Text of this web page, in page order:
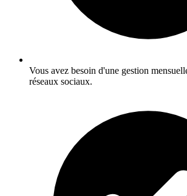
Vous avez besoin d'une gestion
réseaux sociaux.